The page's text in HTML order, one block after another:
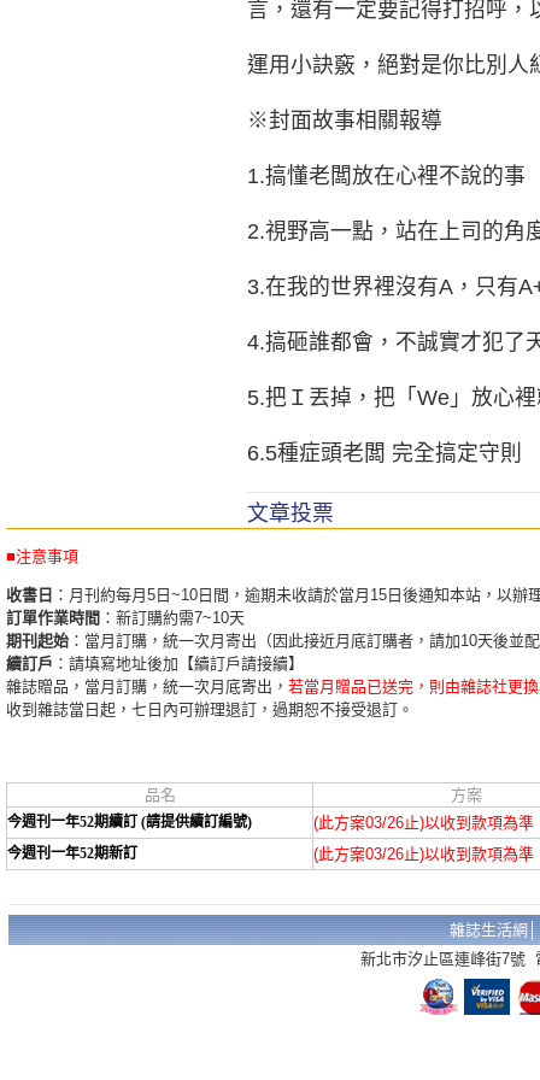
言，還有一定要記得打招呼，
運用小訣竅，絕對是你比別人
※封面故事相關報導
1.搞懂老闆放在心裡不說的事
2.視野高一點，站在上司的角
3.在我的世界裡沒有A，只有
4.搞砸誰都會，不誠實才犯了
5.把Ｉ丟掉，把「We」放心
6.5種症頭老闆 完全搞定守則
文章投票
■注意事項
收書日 ：月刊約每月5日~10日間，逾期未收請於當月15日後通知本站，以辦
訂單作業時間 ：新訂購約需7~10天
期刊起始 ：當月訂購，統一次月寄出（因此接近月底訂購者，請加10天後並
續訂戶 ：請填寫地址後加【續訂戶請接續】
雜誌贈品，當月訂購，統一次月底寄出， 若當月贈品已送完，則由雜誌社更
收到雜誌當日起，七日內可辦理退訂，過期恕不接受退訂。
品名 方案
今週刊一年52期續訂 (請提供續訂編號) (此方案03/26止)以收到款項為準
今週刊一年52期新訂 (此方案03/26止)以收到款項為準
雜誌生活網
新北市汐止區連峰街7號